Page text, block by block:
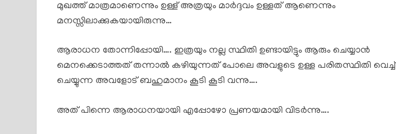
മുഖത്ത് മാത്രമാണെന്നും ഉള്ള് അത്രയും മാർദ്ദവം ഉള്ളത് ആണെന്നും
മനസ്സിലാക്കുകയായിരുന്നു…
ആരാധന തോന്നിപ്പോയി…. ഇത്രയും നല്ല സ്ഥിതി ഉണ്ടായിട്ടും ആരും ചെയ്യാൻ
മെനക്കെടാത്തത് തന്നാൽ കഴിയുന്നത് പോലെ അവളുടെ ഉള്ള പരിതസ്ഥിതി വെച്ച്
ചെയ്യുന്ന അവളോട് ബഹുമാനം കൂടി കൂടി വന്നു….
അത് പിന്നെ ആരാധനയായി എപ്പോഴോ പ്രണയമായി വിടർന്നു….